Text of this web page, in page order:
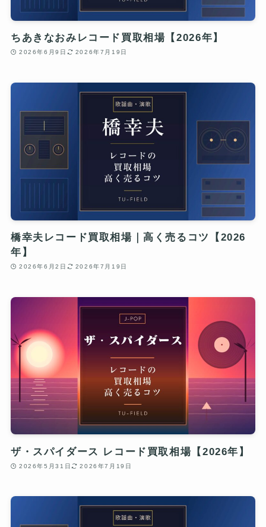
ちあきなおみレコード買取相場【2026年】
2026年6月9日 2026年7月19日
橋幸夫レコード買取相場｜高く売るコツ【2026
年】
2026年6月2日 2026年7月19日
ザ・スパイダース レコード買取相場【2026年】
2026年5月31日 2026年7月19日